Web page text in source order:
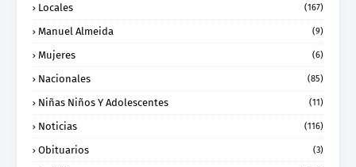
Locales (167)
Manuel Almeida (9)
Mujeres (6)
Nacionales (85)
Niñas Niños Y Adolescentes (11)
Noticias (116)
Obituarios (3)